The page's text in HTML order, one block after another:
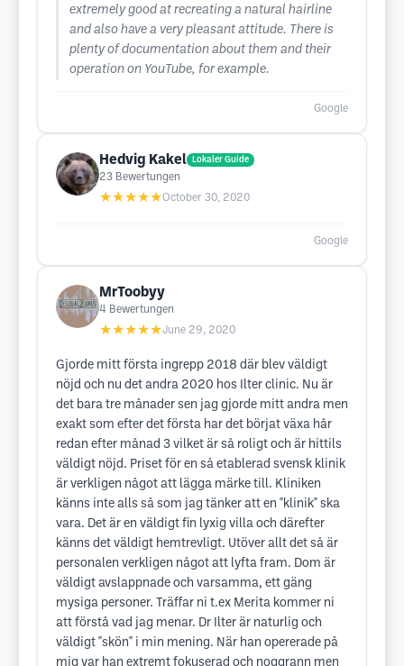
extremely good at recreating a natural hairline
and also have a very pleasant attitude. There is
plenty of documentation about them and their
operation on YouTube, for example.
Google
Hedvig Kakel Lokaler Guide
23 Bewertungen
★★★★★October 30, 2020
Google
MrToobyy
4 Bewertungen
★★★★★June 29, 2020
Gjorde mitt första ingrepp 2018 där blev väldigt
nöjd och nu det andra 2020 hos Ilter clinic. Nu är
det bara tre månader sen jag gjorde mitt andra men
exakt som efter det första har det börjat växa hår
redan efter månad 3 vilket är så roligt och är hittils
väldigt nöjd. Priset för en så etablerad svensk klinik
är verkligen något att lägga märke till. Kliniken
känns inte alls så som jag tänker att en "klinik" ska
vara. Det är en väldigt fin lyxig villa och därefter
känns det väldigt hemtrevligt. Utöver allt det så är
personalen verkligen något att lyfta fram. Dom är
väldigt avslappnade och varsamma, ett gäng
mysiga personer. Träffar ni t.ex Merita kommer ni
att förstå vad jag menar. Dr Ilter är naturlig och
väldigt "skön" i min mening. När han opererade på
mig var han extremt fokuserad och noggrann men